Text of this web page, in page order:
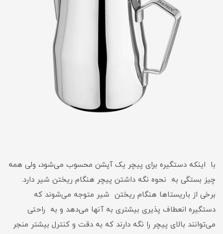
با اینکه دستگیره برای پیچر یک آپشن محسوب می‌­شود، ولی همه
چیز بستگی به نحوه نگه داشتن پیچر هنگام ریختن شیر دارد.
برخی از باریستاها هنگام ریختن شیر متوجه می‌شوند که
دستگیره انعطاف پذیری بیشتری به آنها می‌دهد و به راحتی
می‌توانند بالای پیچر را نگه دارند که به دقت و کنترل بیشتر منجر